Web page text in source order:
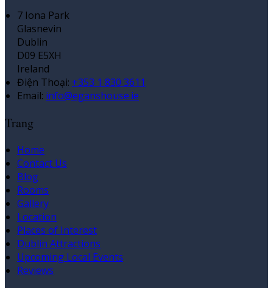
7 Iona Park
Glasnevin
Dublin
D09 E5XH
Ireland
Điện Thoại: +353 1 830 3611
Email: info@eganshouse.ie
Trang
Home
Contact Us
Blog
Rooms
Gallery
Location
Places of Interest
Dublin Attractions
Upcoming Local Events
Reviews